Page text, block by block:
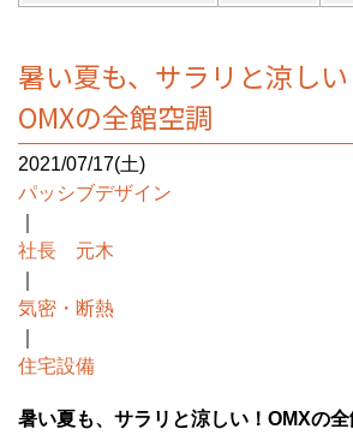
暑い夏も、サラリと涼しい
OMXの全館空調
2021/07/17(土)
パッシブデザイン
社長 元木
気密・断熱
住宅設備
暑い夏も、サラリと涼しい！OMXの全